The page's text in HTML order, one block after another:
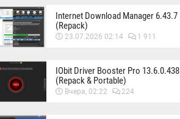
Internet Download Manager 6.43.7
(Repack)
23.07.2026 02:14 1 911
IObit Driver Booster Pro 13.6.0.438
(Repack & Portable)
Вчера, 02:22 224